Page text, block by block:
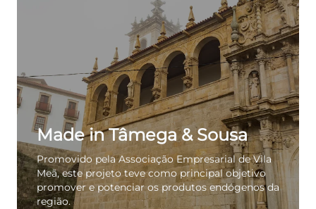
PT | EN
Made in Tâmega & Sousa
Promovido pela Associação Empresarial de Vila
Meã, este projeto teve como principal objetivo
promover e potenciar os produtos endógenos da
região.